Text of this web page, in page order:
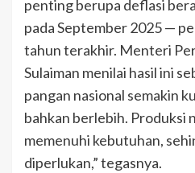
penting berupa deflasi
pada September 2025 —
tahun terakhir. Menteri
Sulaiman menilai hasil ini
pangan nasional semakin
bahkan berlebih. Produksi
memenuhi kebutuhan,
diperlukan,” tegasnya.